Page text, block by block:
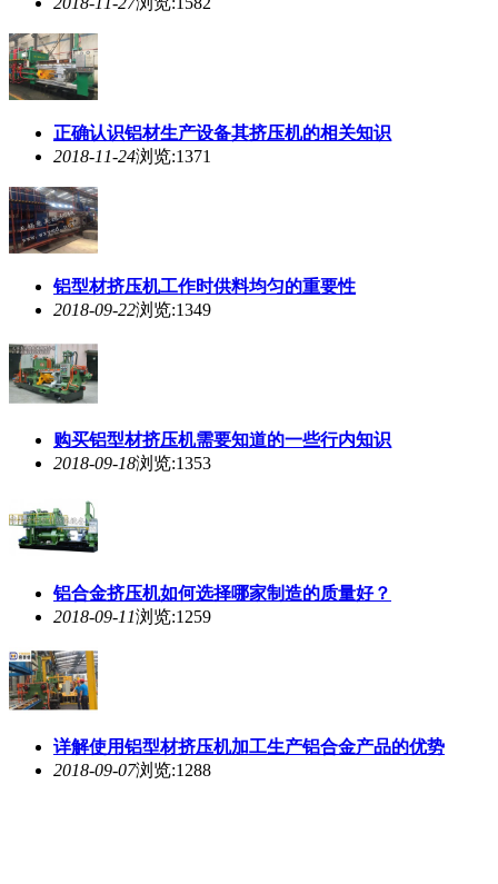
正确认识铝材生产设备其挤压机的相关知识
2018-11-24浏览:1371
铝型材挤压机工作时供料均匀的重要性
2018-09-22浏览:1349
购买铝型材挤压机需要知道的一些行内知识
2018-09-18浏览:1353
铝合金挤压机如何选择哪家制造的质量好？
2018-09-11浏览:1259
详解使用铝型材挤压机加工生产铝合金产品的优势
2018-09-07浏览:1288